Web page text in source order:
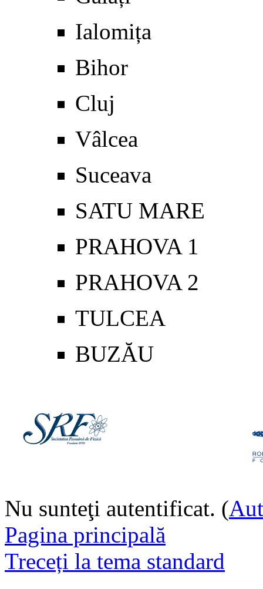
Ialomița
Bihor
Cluj
Vâlcea
Suceava
SATU MARE
PRAHOVA 1
PRAHOVA 2
TULCEA
BUZĂU
Nu sunteţi autentificat. (
Pagina principală
Treceți la tema standard